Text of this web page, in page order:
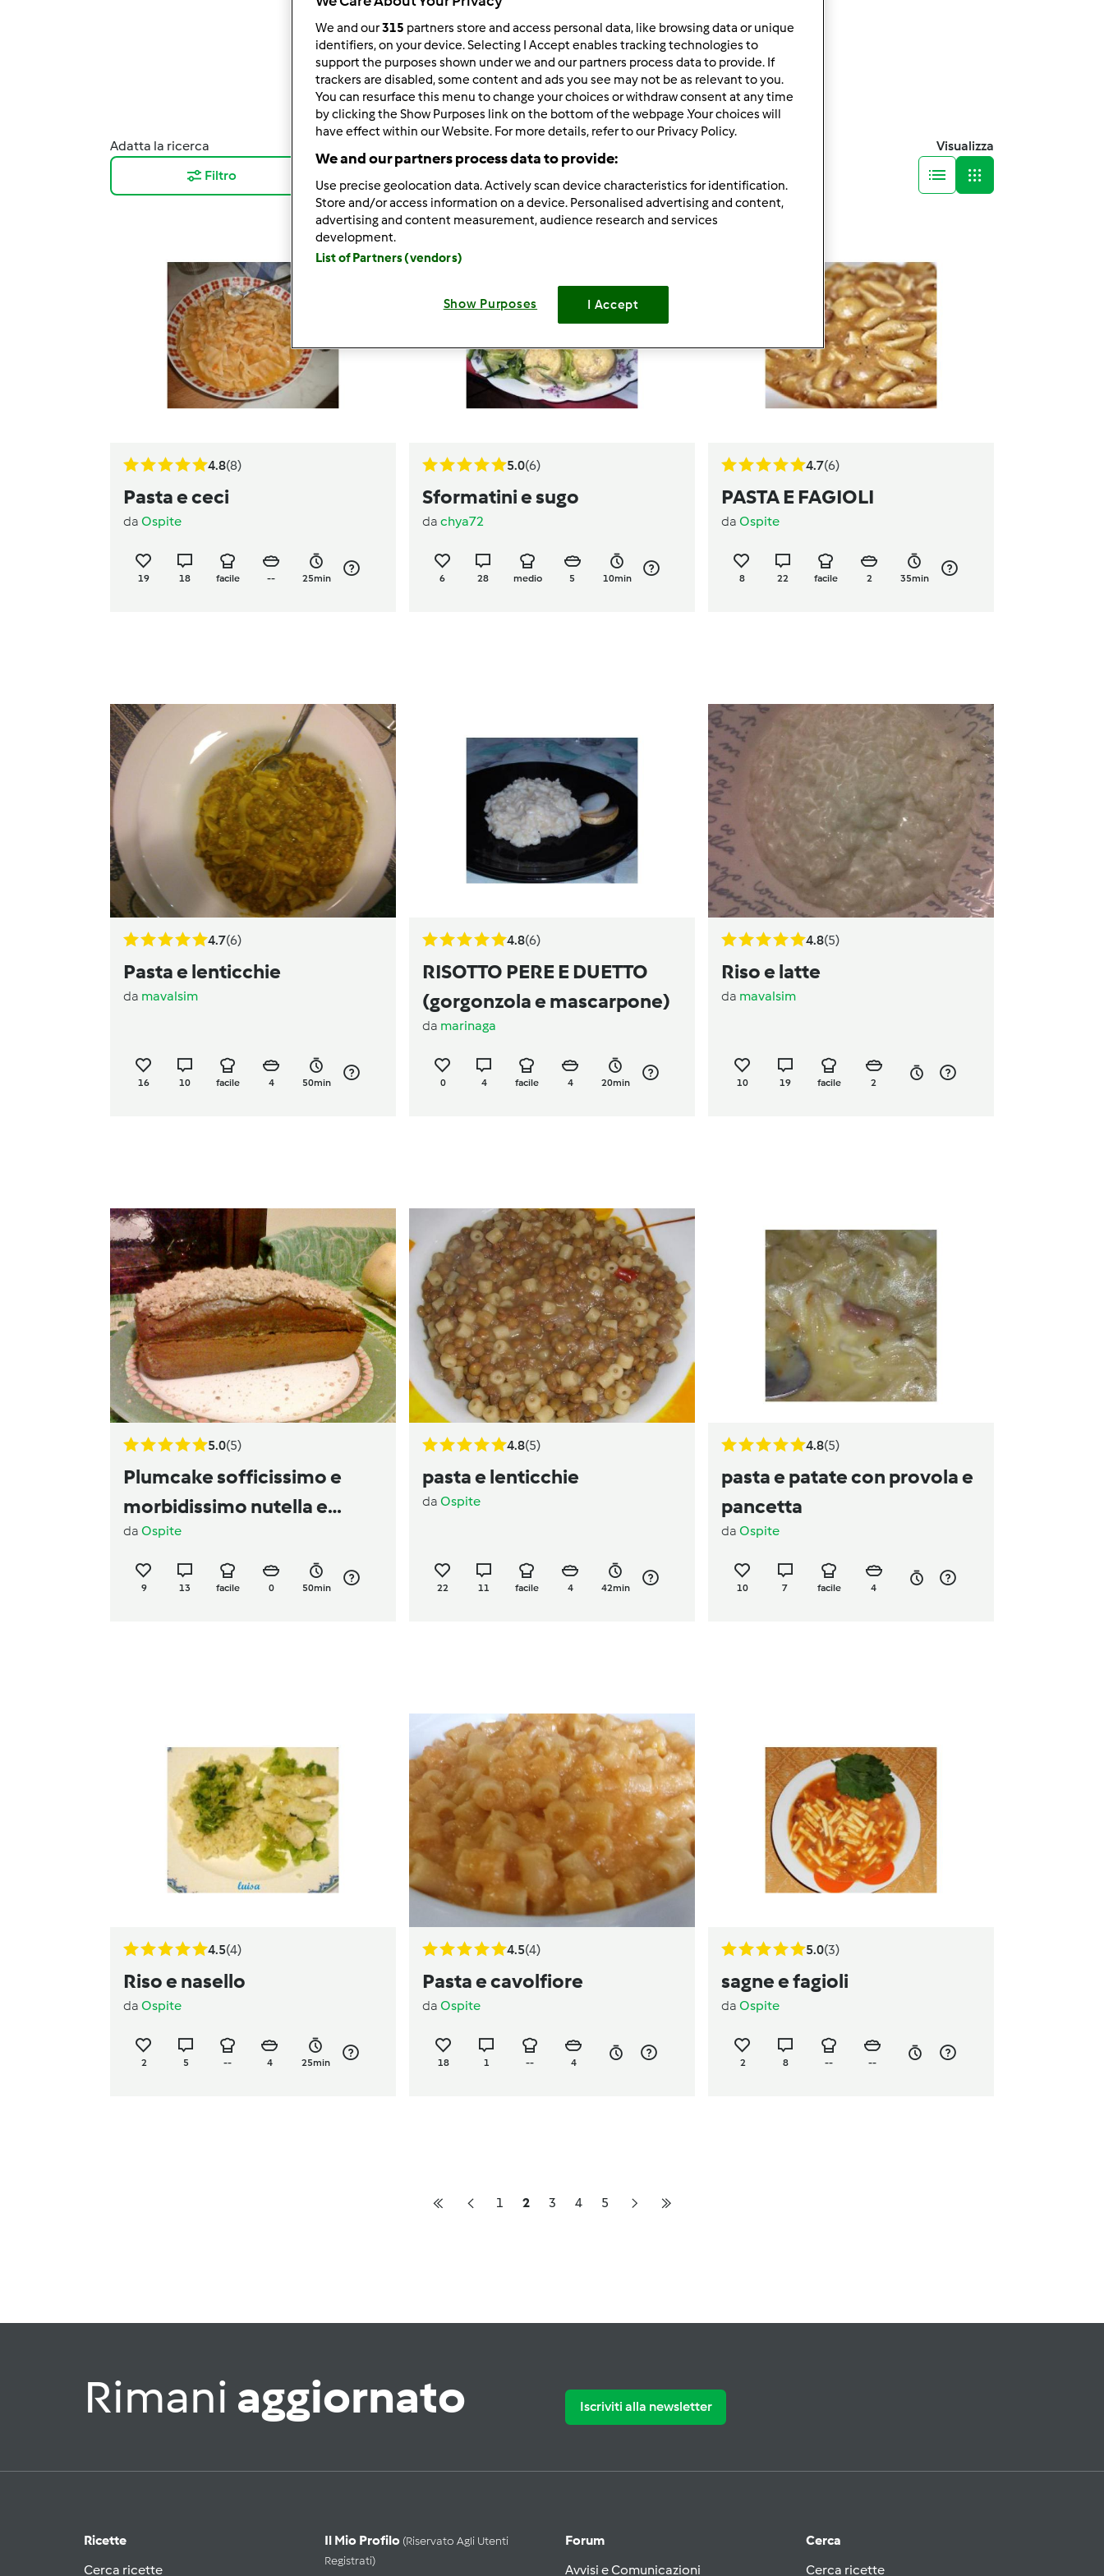
7.734risultati per: "e"
Adatta la ricerca
Filtro
Visualizza
4.8(8)
Pasta e ceci
da Ospite
19 18 facile -- 25min
5.0(6)
Sformatini e sugo
da chya72
6 28 medio 5 10min
4.7(6)
PASTA E FAGIOLI
da Ospite
8 22 facile 2 35min
4.7(6)
Pasta e lenticchie
da mavalsim
16 10 facile 4 50min
4.8(6)
RISOTTO PERE E DUETTO
(gorgonzola e mascarpone)
da marinaga
0 4 facile 4 20min
4.8(5)
Riso e latte
da mavalsim
10 19 facile 2
5.0(5)
Plumcake sofficissimo e
morbidissimo nutella e
nocciole
da Ospite
9 13 facile 0 50min
4.8(5)
pasta e lenticchie
da Ospite
22 11 facile 4 42min
4.8(5)
pasta e patate con provola e
pancetta
da Ospite
10 7 facile 4
4.5(4)
Riso e nasello
da Ospite
2 5 -- 4 25min
4.5(4)
Pasta e cavolfiore
da Ospite
18 1 -- 4
5.0(3)
sagne e fagioli
da Ospite
2 8 -- --
1 2 3 4 5
Rimani aggiornato Iscriviti alla newsletter
Ricette
Cerca ricette
Il Mio Profilo (riservato Agli Utenti
Registrati)
Forum
Avvisi e Comunicazioni
Cerca
Cerca ricette
We and our315 partners store and access personal data, like browsing data or unique
identifiers, on your device. Selecting I Accept enables tracking technologies to
support the purposes shown under we and our partners process data to provide. If
trackers are disabled, some content and ads you see may not be as relevant to you.
You can resurface this menu to change your choices or withdraw consent at any time
by clicking the Show Purposes link on the bottom of the webpage .Your choices will
have effect within our Website. For more details, refer to our Privacy Policy.
We and our partners process data to provide:
Use precise geolocation data. Actively scan device characteristics for identification.
Store and/or access information on a device. Personalised advertising and content,
advertising and content measurement, audience research and services
development.
List of Partners (vendors)
Show Purposes I Accept